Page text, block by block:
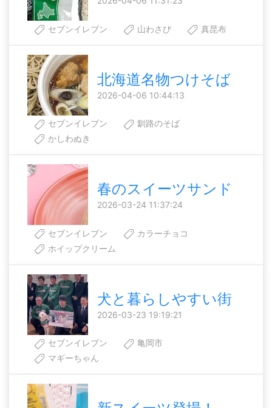
セブンイレブン 山わさび 真昆布
北海道名物つけそば
2026-04-06 10:44:13
セブンイレブン
釧路のそば
かしわぬき
春のスイーツサンド
2026-03-24 11:37:24
セブンイレブン
カラーチョコ
ホイップクリーム
犬と暮らしやすい街
2026-03-23 19:19:21
セブンイレブン
亀岡市
マギーちゃん